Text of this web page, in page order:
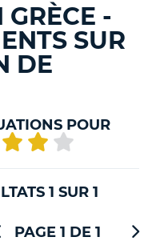
-
SUR
DE
POUR
1 SUR 1
PAGE 1 DE 1